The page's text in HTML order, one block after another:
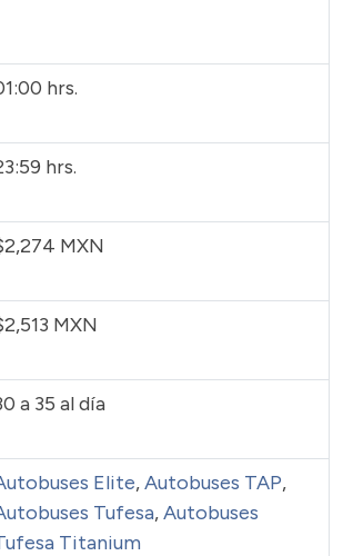
hrs.
hrs.
MXN
MXN
a 35 al día
Elite,Autobuses TAP,
Tufesa,Autobuses
Titanium